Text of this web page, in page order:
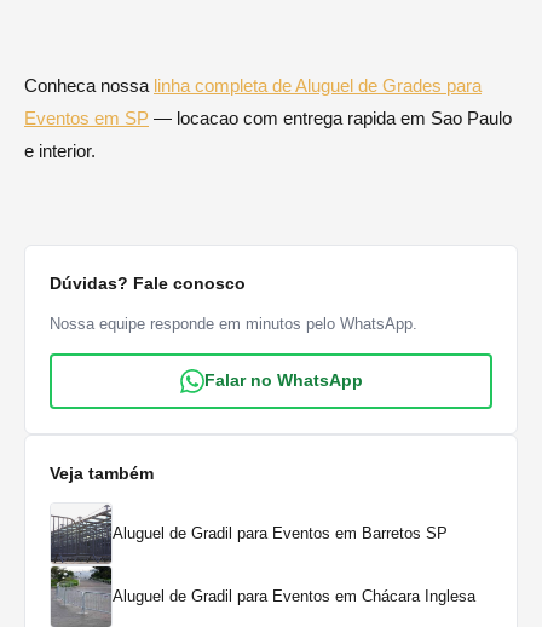
Conheca nossa linha completa de Aluguel de Grades para
Eventos em SP — locacao com entrega rapida em Sao Paulo
e interior.
Dúvidas? Fale conosco
Nossa equipe responde em minutos pelo WhatsApp.
Falar no WhatsApp
Veja também
Aluguel de Gradil para Eventos em Barretos SP
Aluguel de Gradil para Eventos em Chácara Inglesa